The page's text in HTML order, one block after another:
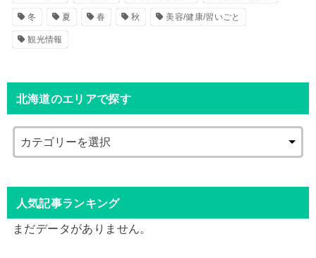
冬 夏 春 秋 美容/健康/習いごと
観光情報
北海道のエリアで探す
人気記事ランキング
まだデータがありません。